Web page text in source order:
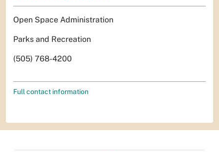
Open Space Administration
Parks and Recreation
(505) 768-4200
Full contact information